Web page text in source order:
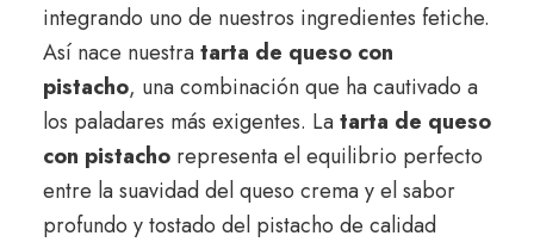
integrando uno de nuestros ingredientes fetiche.
Así nace nuestratarta de queso con
pistacho, una combinación que ha cautivado a
los paladares más exigentes. Latarta de queso
con pistachorepresenta el equilibrio perfecto
entre la suavidad del queso crema y el sabor
profundo y tostado del pistacho de calidad